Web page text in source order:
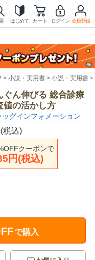
はじめて カート ログイン 会員登録
小説・実用書 小説・実用書
ぐん伸びる 総合診療
値の活かし方
ッグインフォメーション
税込)
クーポンで
円(税込)
で購入